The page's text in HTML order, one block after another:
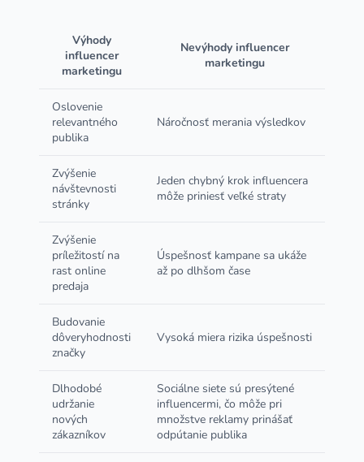
Výhody
influencer
marketingu
Nevýhody influencer
marketingu
Oslovenie
relevantného
publika
Náročnosť merania výsledkov
Zvýšenie
návštevnosti
stránky
Jeden chybný krok influencera
môže priniesť veľké straty
Zvýšenie
príležitostí na
rast online
predaja
Úspešnosť kampane sa ukáže
až po dlhšom čase
Budovanie
dôveryhodnosti
značky
Vysoká miera rizika úspešnosti
Dlhodobé
udržanie
nových
zákazníkov
Sociálne siete sú presýtené
influencermi, čo môže pri
množstve reklamy prinášať
odpútanie publika